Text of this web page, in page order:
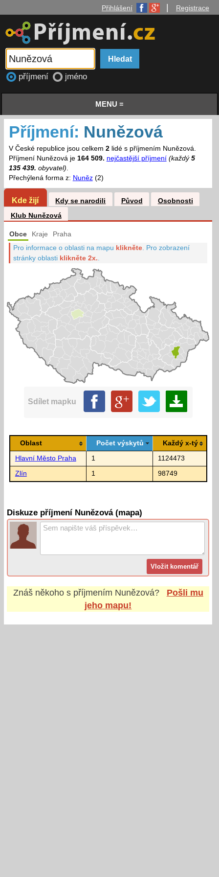
Přihlášení Registrace
příjmení jméno
MENU ≡
Příjmení: Nunězová
V České republice jsou celkem 2lidé s příjmením Nunězová.
Příjmení Nunězová je 164 509. nejčastější příjmení (každý 5
135 439. obyvatel).
Přechýlená forma z: Nuněz(2)
Kde žijí Kdy se narodili Původ
Osobnosti
Klub Nunězová
Obce Kraje Praha
Pro informace o oblasti na mapu klikněte Pro zobrazení
stránky oblasti klikněte 2x.
Sdílet mapku
Oblast Počet výskytů Každý x-tý
Hlavní Město Praha 1 1124473
Zlín 1 98749
Diskuze příjmení Nunězová (mapa)
Znáš někoho s příjmením Nunězová?
Pošli mu
jeho mapu!